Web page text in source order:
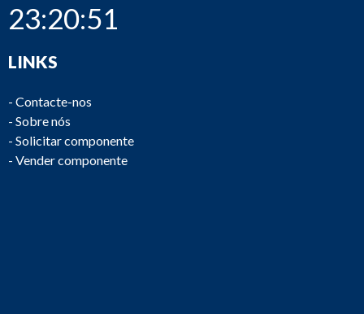
23:20:51
LINKS
- Contacte-nos
- Sobre nós
- Solicitar componente
- Vender componente